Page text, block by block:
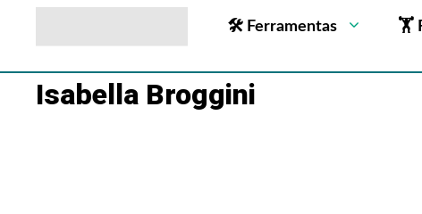
🛠 Ferramentas 🏋
Isabella Broggini